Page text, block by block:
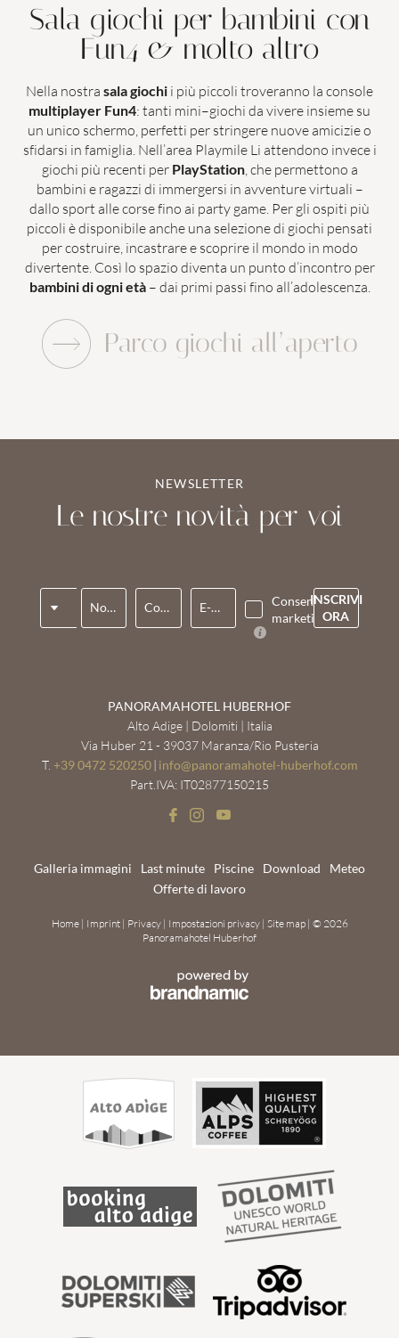
Sala giochi per bambini con
Fun4 & molto altro
Nella nostra sala giochi i più piccoli troveranno la console
multiplayer Fun4: tanti mini–giochi da vivere insieme su
un unico schermo, perfetti per stringere nuove amicizie o
sfidarsi in famiglia. Nell’area Playmile Li attendono invece i
giochi più recenti per PlayStation, che permettono a
bambini e ragazzi di immergersi in avventure virtuali –
dallo sport alle corse fino ai party game. Per gli ospiti più
piccoli è disponibile anche una selezione di giochi pensati
per costruire, incastrare e scoprire il mondo in modo
divertente. Così lo spazio diventa un punto d’incontro per
bambini di ogni età – dai primi passi fino all’adolescenza.
Parco giochi all’aperto
NEWSLETTER
Le nostre novità per voi
Nome* Cognome* E-mail*
Consenso
marketing*
INSCRIVI
ORA
PANORAMAHOTEL HUBERHOF
Alto Adige | Dolomiti | Italia
Via Huber 21 - 39037 Maranza/Rio Pusteria
T. +39 0472 520250 | info@panoramahotel-huberhof.com
Part.IVA: IT02877150215
Galleria immagini Last minute Piscine Download
Meteo
Offerte di lavoro
Home | Imprint | Privacy | Impostazioni privacy | Site map | © 2026
Panoramahotel Huberhof